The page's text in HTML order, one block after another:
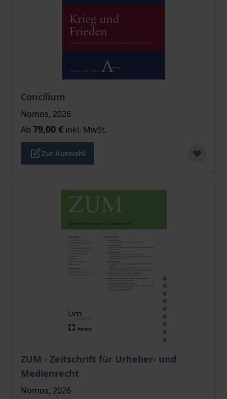
Concilium
Der Preis dieses Titels richtet sich nach der
Nomos, 2026
Ab 79,00 € inkl. MwSt.
Zur Auswahl
ZUM - Zeitschrift für Urheber- und
Medienrecht
Der Preis dieses Titels richtet sich nach der
Nomos, 2026